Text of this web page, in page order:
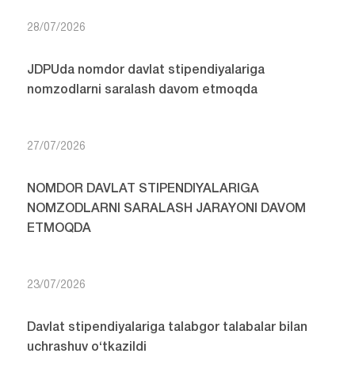
28/07/2026
JDPUda nomdor davlat stipendiyalariga
nomzodlarni saralash davom etmoqda
27/07/2026
NOMDOR DAVLAT STIPENDIYALARIGA
NOMZODLARNI SARALASH JARAYONI DAVOM
ETMOQDA
23/07/2026
Davlat stipendiyalariga talabgor talabalar bilan
uchrashuv o‘tkazildi